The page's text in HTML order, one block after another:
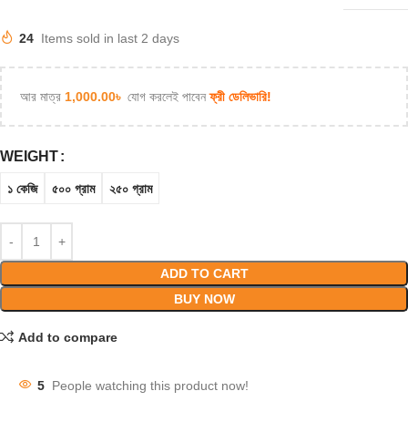
24 Items sold in last 2 days
আর মাত্র 1,000.00৳ যোগ করলেই পাবেনফ্রী ডেলিভারি!
WEIGHT
১ কেজি ৫০০ গ্রাম ২৫০ গ্রাম
ADD TO CART
BUY NOW
Add to compare
5 People watching this product now!